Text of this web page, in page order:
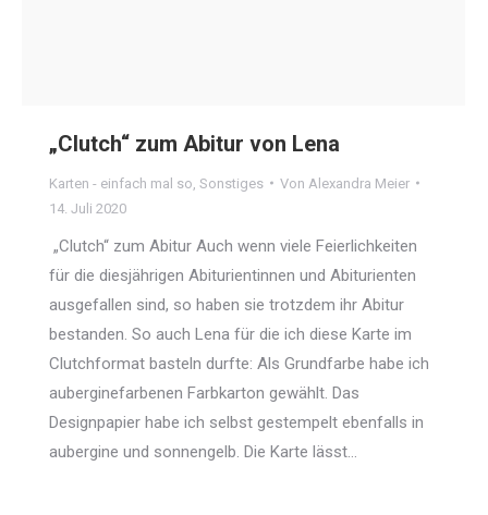
„Clutch“ zum Abitur von Lena
Karten - einfach mal so Sonstiges Von Alexandra Meier
14. Juli 2020
„Clutch“ zum Abitur Auch wenn viele Feierlichkeiten
für die diesjährigen Abiturientinnen und Abiturienten
ausgefallen sind, so haben sie trotzdem ihr Abitur
bestanden. So auch Lena für die ich diese Karte im
Clutchformat basteln durfte: Als Grundfarbe habe ich
auberginefarbenen Farbkarton gewählt. Das
Designpapier habe ich selbst gestempelt ebenfalls in
aubergine und sonnengelb. Die Karte lässt…